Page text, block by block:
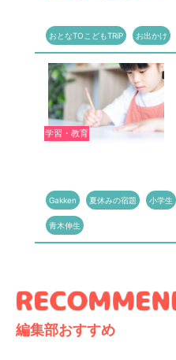
おとなTOこどもTRiP お出かけ
学習・教育
Gakken 夏休みの宿題 小学生
青木伸生
編集部おすすめ